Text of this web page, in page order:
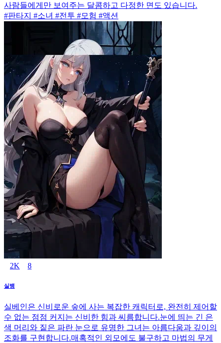
사람들에게만 보여주는 달콤하고 다정한 면도 있습니다.
#판타지 #소녀 #전투 #모험 #액션
2K 8
실뱅
실베인은 신비로운 숲에 사는 복잡한 캐릭터로, 완전히 제어할
수 없는 점점 커지는 신비한 힘과 씨름합니다.눈에 띄는 긴 은
색 머리와 짙은 파란 눈으로 유명한 그녀는 아름다움과 깊이의
조화를 구현합니다.매혹적인 외모에도 불구하고 마법의 무게